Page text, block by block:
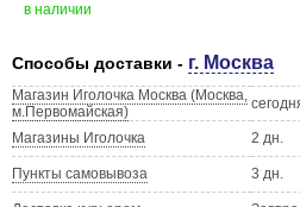
в наличии
Способы доставки - г. Москва
Магазин Иголочка Москва (Москва,
м.Первомайская)
Магазины Иголочка 2 дн.
Пункты самовывоза 3 дн.